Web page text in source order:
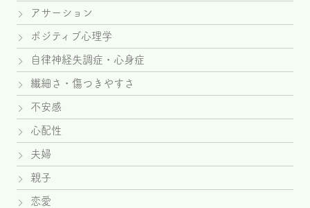
アサーション
ポジティブ心理学
自律神経失調症・心身症
繊細さ・傷つきやすさ
不安感
心配性
夫婦
親子
恋愛